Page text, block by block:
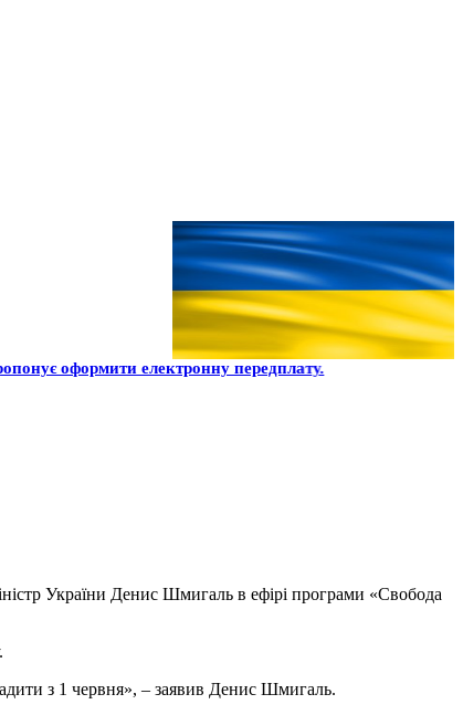
оформити електронну передплату.
України Денис Шмигаль в ефірі програми «Свобода
з 1 червня», – заявив Денис Шмигаль.